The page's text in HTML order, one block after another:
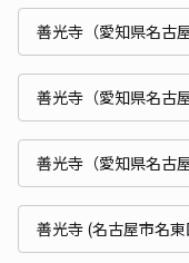
善光寺（愛知県名古
善光寺（愛知県名古
善光寺（愛知県名古
善光寺 (名古屋市名東